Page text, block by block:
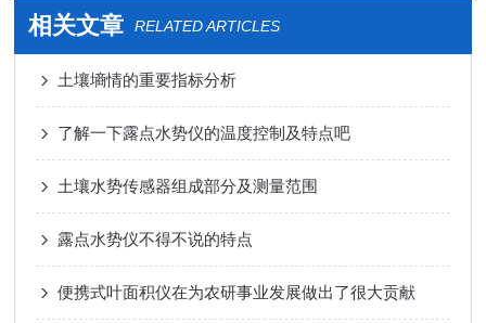
相关文章 RELATED ARTICLES
土壤墒情的重要指标分析
了解一下露点水势仪的温度控制及特点吧
土壤水势传感器组成部分及测量范围
露点水势仪不得不说的特点
便携式叶面积仪在为农研事业发展做出了很大贡献